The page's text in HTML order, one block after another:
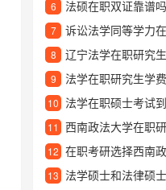
6 法硕在职双证靠谱吗
7 诉讼法学同等学力
8 辽宁法学在职研究生值
9 法学在职研究生学费一
10 法学在职硕士考试
11 西南政法大学在职
12 在职考研选择西南政法
13 法学硕士和法律硕